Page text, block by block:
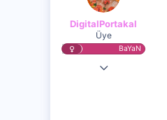
DigitalPortakal
Üye
BaYaN
10 Eyl 2023